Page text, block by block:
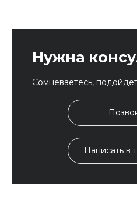
Нужна
Сомневаетесь,
Написать в